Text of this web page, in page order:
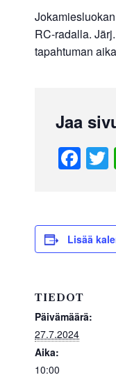
RC-radalla.
tapahtuman
Jaa
F
a
e
b
o
k
Lisää
TIEDOT
Päivämäärä:
27.7.2024
Aika:
10:00